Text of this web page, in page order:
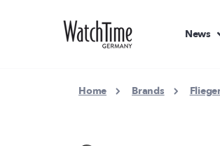
News
Home Brands